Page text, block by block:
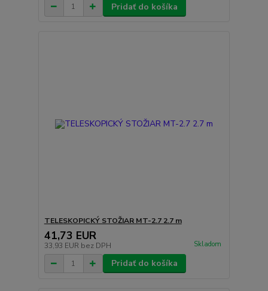
Pridať do košíka
TELESKOPICKÝ STOŽIAR MT-2.7 2.7 m
41,73 EUR
33,93 EUR bez DPH Skladom
Pridať do košíka